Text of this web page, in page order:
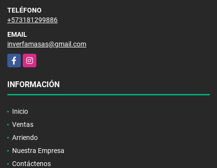
TELÉFONO
+573181299886
EMAIL
inverfamasas@gmail.com
FacebookInstagram
INFORMACIÓN
Inicio
Ventas
Arriendo
Nuestra Empresa
Contáctenos